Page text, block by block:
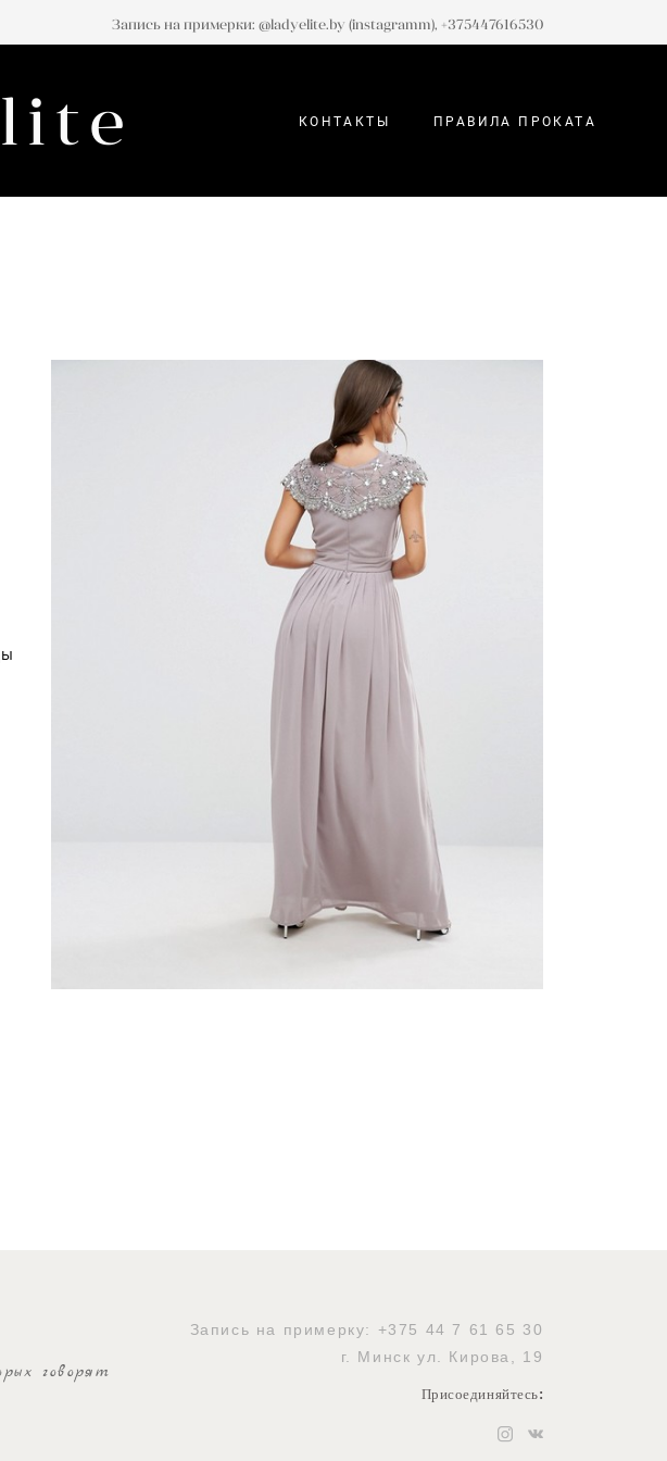
Запись на примерки: @ladyelite.by (instagramm), +375447616530
КОНТАКТЫ ПРАВИЛА ПРОКАТА
говорят
Запись на примерку: +375 44 7 61 65 30
г. Минск ул. Кирова, 19
Присоединяйтесь: